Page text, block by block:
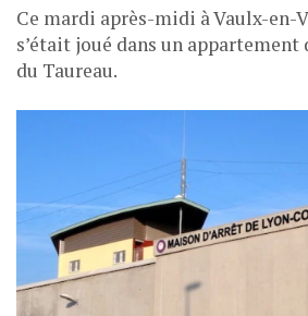
Ce mardi après-midi à Vaulx-en-
s’était joué dans un
du Taureau.